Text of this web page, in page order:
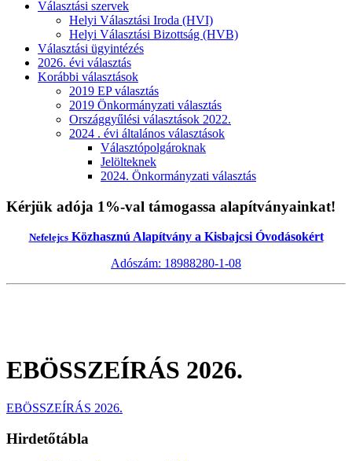
Választási szervek
Helyi Választási Iroda (HVI)
Helyi Választási Bizottság (HVB)
Választási ügyintézés
2026. évi választás
Korábbi választások
2019 EP választás
2019 Önkormányzati választás
Országgyűlési választások 2022.
2024 . évi általános választások
Választópolgároknak
Jelölteknek
2024. Önkormányzati választás
Kérjük adója 1%-val támogassa alapítványainkat!
NefelejcsKözhasznú Alapítvány a Kisbajcsi Óvodásokért
Adószám: 18988280-1-08
EBÖSSZEÍRÁS 2026.
EBÖSSZEÍRÁS 2026.
Hirdetőtábla